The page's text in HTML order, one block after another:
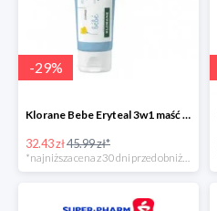
-29%
Klorane Bebe Eryteal 3w1 maść do przewijania dla dzieci
32.43 zł45.99 zł*
*najniższa cena z 30 dni przed obniżką